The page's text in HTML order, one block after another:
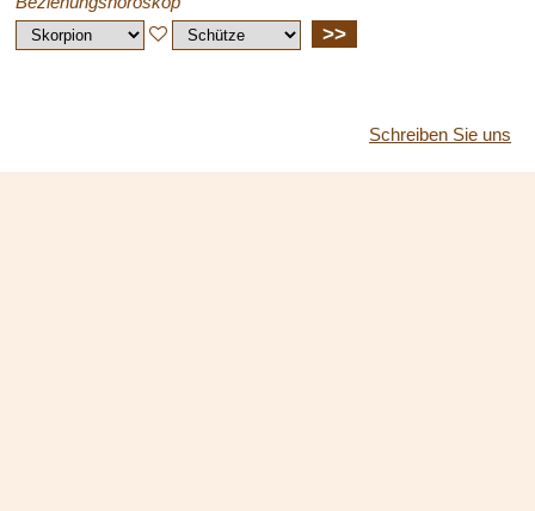
>>
Schreiben Sie uns